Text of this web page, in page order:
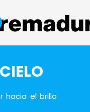
hacia el brillo